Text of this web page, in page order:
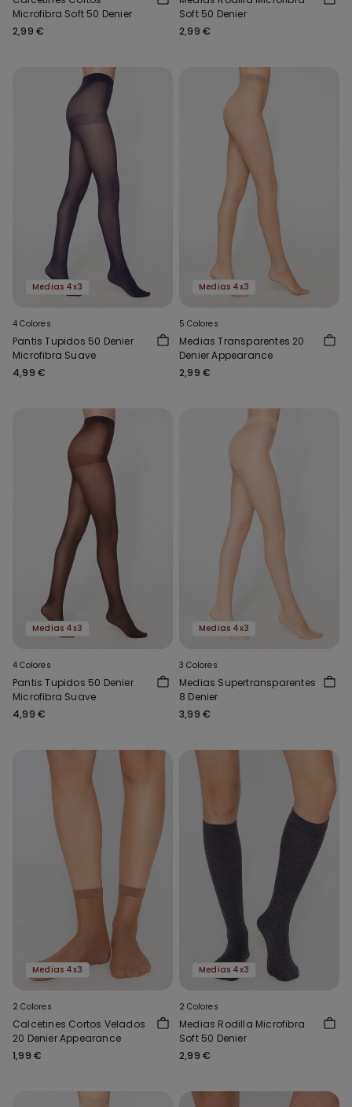
Microfibra Soft 50 Denier
2,99 €
Soft 50 Denier
2,99 €
Medias 4x3
4 Colores
Pantis Tupidos 50 Denier
Microfibra Suave
4,99 €
Medias 4x3
5 Colores
Medias Transparentes 20
Denier Appearance
2,99 €
Medias 4x3
4 Colores
Pantis Tupidos 50 Denier
Microfibra Suave
4,99 €
Medias 4x3
3 Colores
Medias Supertransparentes
8 Denier
3,99 €
Medias 4x3
2 Colores
Calcetines Cortos Velados
20 Denier Appearance
1,99 €
Medias 4x3
2 Colores
Medias Rodilla Microfibra
Soft 50 Denier
2,99 €